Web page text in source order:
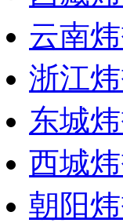
云南
浙江
东城
西城
朝阳